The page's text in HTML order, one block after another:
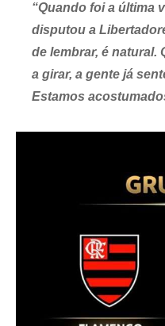
“Quando foi a última
disputou a
de lembrar, é natural.
a girar, a gente já
Estamos